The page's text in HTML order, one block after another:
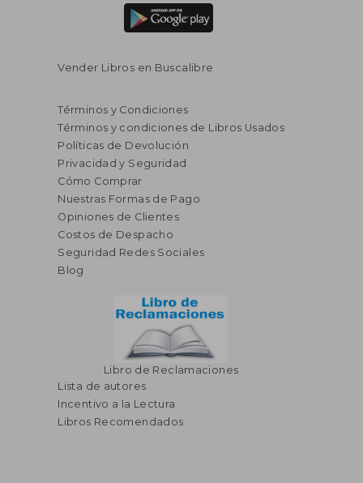
55%
dcto.
S/ 225,51
S/ 101,48
Vender Libros en Buscalibre
Términos y Condiciones
Términos y condiciones de Libros Usados
Políticas de Devolución
Privacidad y Seguridad
Cómo Comprar
Nuestras Formas de Pago
Opiniones de Clientes
Costos de Despacho
Seguridad Redes Sociales
Blog
Libro de Reclamaciones
Lista de autores
Incentivo a la Lectura
Libros Recomendados